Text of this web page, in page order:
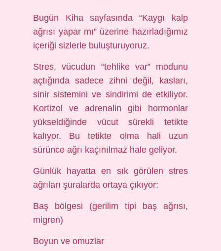
Bugün Kiha sayfasında “Kaygı kalp
ağrısı yapar mı” üzerine hazırladığımız
içeriği sizlerle buluşturuyoruz.
Stres, vücudun “tehlike var” modunu
açtığında sadece zihni değil, kasları,
sinir sistemini ve sindirimi de etkiliyor.
Kortizol ve adrenalin gibi hormonlar
yükseldiğinde vücut sürekli tetikte
kalıyor. Bu tetikte olma hali uzun
sürünce ağrı kaçınılmaz hale geliyor.
Günlük hayatta en sık görülen stres
ağrıları şuralarda ortaya çıkıyor:
Baş bölgesi (gerilim tipi baş ağrısı,
migren)
Boyun ve omuzlar